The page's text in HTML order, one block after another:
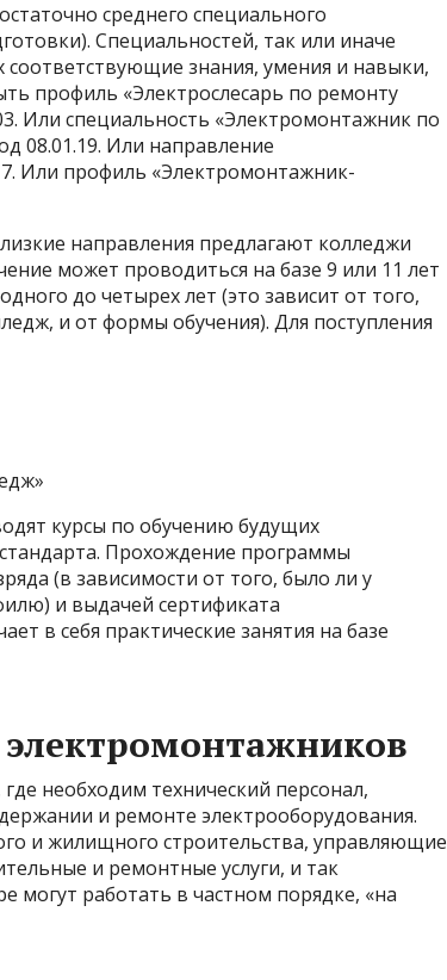
среднего специального
Специальностей, так или иначе
знания, умения и навыки,
профиль «Электрослесарь по ремонту
Или специальность «Электромонтажник по
08.01.19. Или направление
Или профиль «Электромонтажник-
направления предлагают колледжи
может проводиться на базе 9 или 11 лет
до четырех лет (это зависит от того,
и от формы обучения). Для поступления
курсы по обучению будущих
Прохождение программы
(в зависимости от того, было ли у
и выдачей сертификата
в себя практические занятия на базе
необходим технический персонал,
и ремонте электрооборудования.
и жилищного строительства, управляющие
и ремонтные услуги, и так
могут работать в частном порядке, «на